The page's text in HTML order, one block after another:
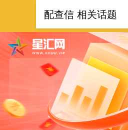
配查信 相关话题